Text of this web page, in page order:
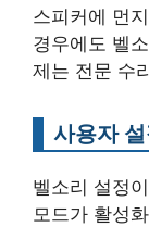
스피커에 먼
경우에도 벨
제는 전문 수
사용자 설
벨소리 설정
모드가 활성